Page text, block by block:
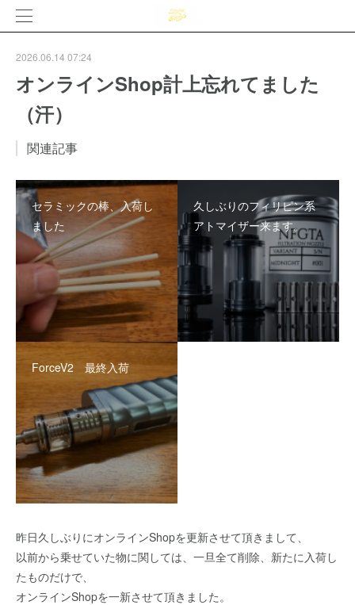
2026.06.14 07:24
オンラインShop計上忘れてました
（汗）
関連記事
セラミックの棒、入荷し
ました
久しぶりのフィリピン系
アトマイザー来ます。
ForceV2 最終入荷
昨日久しぶりにオンラインShopを更新させて頂きまして、
以前から乗せていた物に関しては、一旦全て削除、新たに入荷し
たものだけで、
オンラインShopを一新させて頂きました。